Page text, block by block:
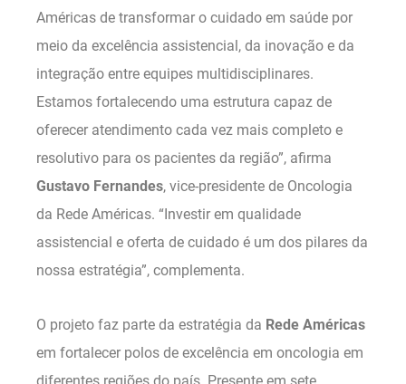
Américas de transformar o cuidado em saúde por
meio da excelência assistencial, da inovação e da
integração entre equipes multidisciplinares.
Estamos fortalecendo uma estrutura capaz de
oferecer atendimento cada vez mais completo e
resolutivo para os pacientes da região”, afirma
Gustavo Fernandes, vice-presidente de Oncologia
da Rede Américas. “Investir em qualidade
assistencial e oferta de cuidado é um dos pilares da
nossa estratégia”, complementa.
O projeto faz parte da estratégia da Rede Américas
em fortalecer polos de excelência em oncologia em